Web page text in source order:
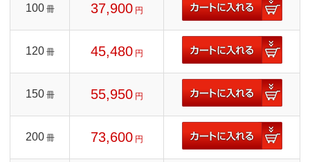
100 冊 37,900 円
120 冊 45,480 円
150 冊 55,950 円
200 冊 73,600 円